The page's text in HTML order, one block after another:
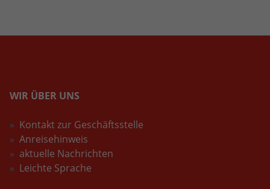
WIR ÜBER UNS
Kontakt zur Geschäftsstelle
Anreisehinweis
aktuelle Nachrichten
Leichte Sprache